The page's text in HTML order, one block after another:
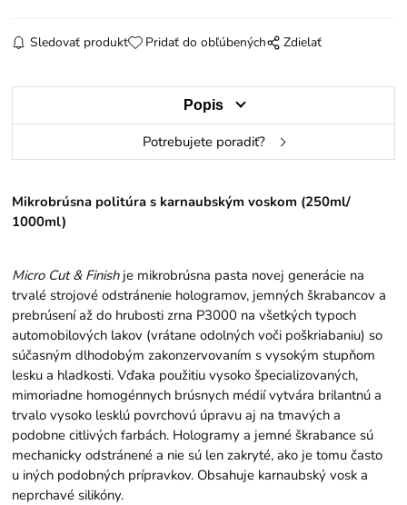
Sledovať produkt Pridať do obľúbených Zdielať
Popis
Potrebujete poradiť?
Mikrobrúsna politúra s karnaubským voskom (250ml/
1000ml)
Micro Cut & Finishje mikrobrúsna pasta novej generácie na
trvalé strojové odstránenie hologramov, jemných škrabancov a
prebrúsení až do hrubosti zrna P3000 na všetkých typoch
automobilových lakov (vrátane odolných voči poškriabaniu) so
súčasným dlhodobým zakonzervovaním s vysokým stupňom
lesku a hladkosti. Vďaka použitiu vysoko špecializovaných,
mimoriadne homogénnych brúsnych médií vytvára brilantnú a
trvalo vysoko lesklú povrchovú úpravu aj na tmavých a
podobne citlivých farbách. Hologramy a jemné škrabance sú
mechanicky odstránené a nie sú len zakryté, ako je tomu často
u iných podobných prípravkov. Obsahuje karnaubský vosk a
neprchavé silikóny.